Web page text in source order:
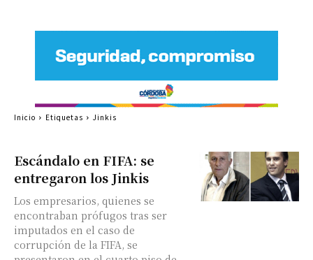
Escándalo en FIFA: se
entregaron los Jinkis
Los empresarios, quienes se
encontraban prófugos tras ser
imputados en el caso de
corrupción de la FIFA, se
Inicio Etiquetas Jinkis